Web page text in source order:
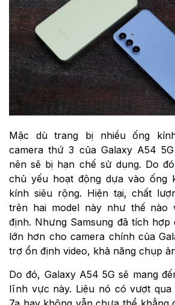
Mặc dù trang bị nhiều ống
camera thứ 3 của Galaxy A54
nên sẽ bị hạn chế sử dụng. Do
chủ yếu hoạt động dựa vào ống
kính siêu rộng. Hiện tại, chất
trên hai model này như thế nào
định. Nhưng Samsung đã tích hợp
lớn hơn cho camera chính của
trợ ổn định video, khả năng chụp
Do đó, Galaxy A54 5G sẽ mang
lĩnh vực này. Liệu nó có vượt qua